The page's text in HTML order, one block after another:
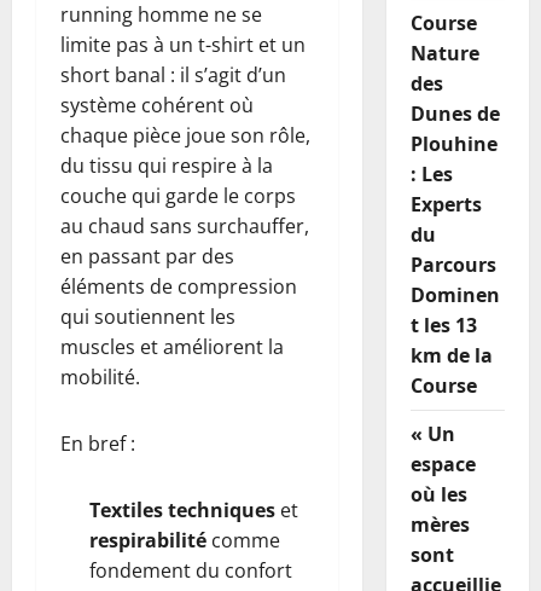
running homme ne se
limite pas à un t-shirt et un
short banal : il s’agit d’un
système cohérent où
chaque pièce joue son rôle,
du tissu qui respire à la
couche qui garde le corps
au chaud sans surchauffer,
en passant par des
éléments de compression
qui soutiennent les
muscles et améliorent la
mobilité.
En bref :
Textiles techniques et
respirabilité comme
fondement du confort
Course
Nature
des
Dunes de
Plouhine
: Les
Experts
du
Parcours
Dominen
t les 13
km de la
Course
« Un
espace
où les
mères
sont
accueillie